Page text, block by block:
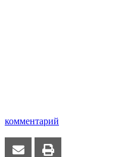
комментарий